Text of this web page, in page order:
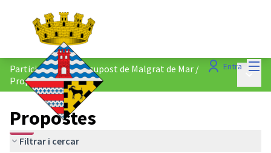
Entra
Participació al Pressupost de Malgrat de Mar /
Propostes
Propostes
Filtrar i cercar